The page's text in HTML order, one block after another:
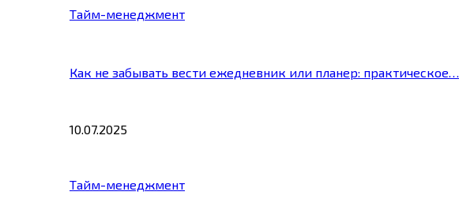
Тайм-менеджмент
Как не забывать вести ежедневник или планер: практическое…
10.07.2025
Тайм-менеджмент